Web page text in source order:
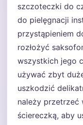
szczoteczki do
do pielęgnacji
przystąpieniem
rozłożyć
wszystkich jego
używać zbyt
uszkodzić
należy przetrzeć
ściereczką, aby